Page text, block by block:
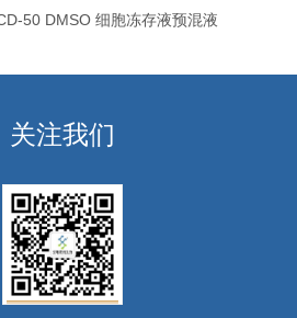
50 DMSO 细胞冻存液预混液
关注我们